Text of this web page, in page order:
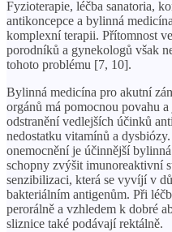
Fyzioterapie, léčba sanatoria,
antikoncepce a bylinná
komplexní terapii. Přítomnost
porodníků a gynekologů však
tohoto problému [7, 10].
Bylinná medicína pro akutní
orgánů má pomocnou povahu
odstranění vedlejších účinků
nedostatku vitamínů a
onemocnění je účinnější
schopny zvýšit imunoreaktivní
senzibilizaci, která se vyvíjí v
bakteriálním antigenům. Při
perorálně a vzhledem k dobré
sliznice také podávají rektálně.